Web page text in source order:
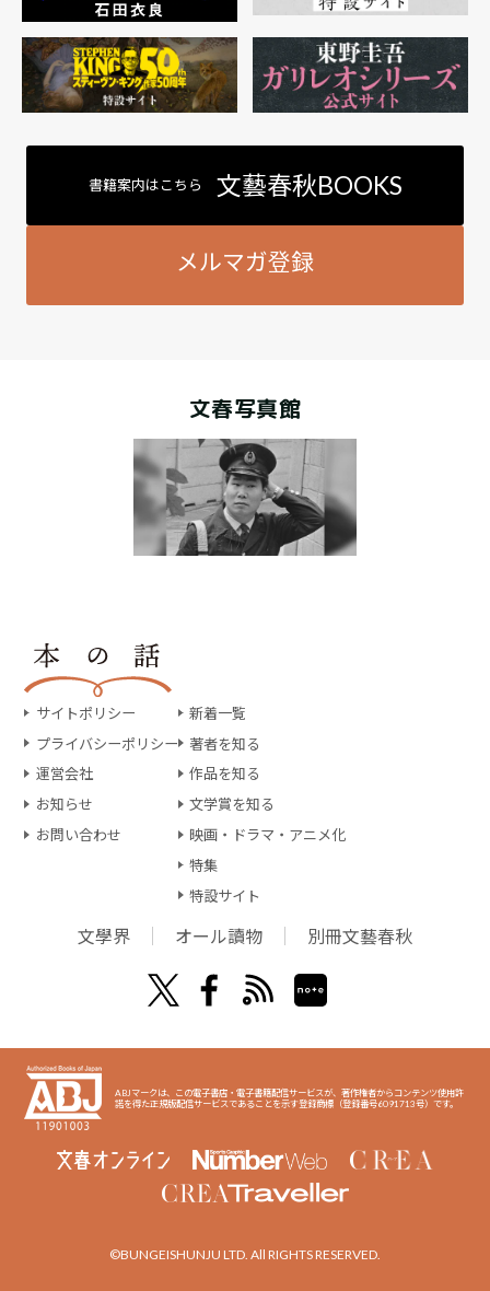
書籍案内はこちら 文藝春秋BOOKS
メルマガ登録
文春写真館
サイトポリシー
プライバシーポリシー
運営会社
お知らせ
お問い合わせ
新着一覧
著者を知る
作品を知る
文学賞を知る
映画・ドラマ・アニメ化
特集
特設サイト
文學界 オール讀物 別冊文藝春秋
ABJマークは、この電子書店・電子書籍配信サービスが、著作権者からコンテンツ使用許
諾を得た正規版配信サービスであることを示す登録商標（登録番号6091713号）です。
©BUNGEISHUNJU LTD. All RIGHTS RESERVED.